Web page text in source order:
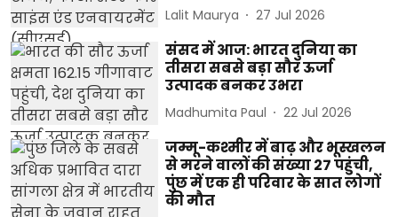
Lalit Maurya 27 Jul 2026
संसद में आज: भारत दुनिया का
तीसरा सबसे बड़ा सौर ऊर्जा
उत्पादक बनकर उभरा
Madhumita Paul 22 Jul 2026
जम्मू-कश्मीर में बाढ़ और भूस्खलन
से मरने वालों की संख्या 27 पहुंची,
पुंछ में एक ही परिवार के सात लोगों
की मौत